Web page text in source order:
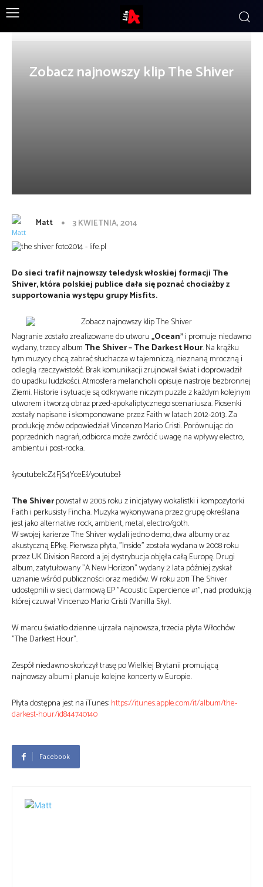
Zobacz najnowszy klip The Shiver
Matt 3 KWIETNIA, 2014
Do sieci trafił najnowszy teledysk włoskiej formacji The
Shiver, która polskiej publice dała się poznać chociażby z
supportowania występu grupy Misfits.
Nagranie zostało zrealizowane do utworu„Ocean”i promuje niedawno
wydany, trzecy album The Shiver – The Darkest Hour. Na krążku
tym muzycy chcą zabrać słuchacza w tajemniczą, nieznaną mroczną i
odległą rzeczywistość. Brak komunikacji zrujnował świat i doprowadził
do upadku ludzkości. Atmosfera melancholii opisuje nastroje bezbronnej
Ziemi. Historie i sytuacje są odkrywane niczym puzzle z każdym kolejnym
utworem i tworzą obraz przed-apokaliptycznego scenariusza. Piosenki
zostały napisane i skomponowane przez Faith w latach 2012-2013. Za
produkcję znów odpowiedział Vincenzo Mario Cristi. Porównując do
poprzednich nagrań, odbiorca może zwrócić uwagę na wpływy electro,
ambientu i post-rocka.
{youtube}cZ4FjS4YceE{/youtube}
The Shiverpowstał w 2005 roku z inicjatywy wokalistki i kompozytorki
Faith i perkusisty Fincha. Muzyka wykonywana przez grupę określana
jest jako alternative rock, ambient, metal, electro/goth.
W swojej karierze The Shiver wydali jedno demo, dwa albumy oraz
akustyczną EPkę. Pierwsza płyta, ”Inside” została wydana w 2008 roku
przez UK Division Record a jej dystrybucja objęła całą Europę. Drugi
album, zatytułowany ”A New Horizon” wydany 2 lata później zyskał
uznanie wśród publiczności oraz mediów. W roku 2011 The Shiver
udostępnili w sieci, darmową EP ”Acoustic Expercience #1”, nad produkcją
której czuwał Vincenzo Mario Cristi (Vanilla Sky).
W marcu światło dzienne ujrzała najnowsza, trzecia płyta Włochów
”The Darkest Hour”.
Zespół niedawno skończył trasę po Wielkiej Brytanii promującą
najnowszy album i planuje kolejne koncerty w Europie.
Płyta dostępna jest na iTunes:https://itunes.apple.com/it/album/the-
darkest-hour/id844740140
Facebook